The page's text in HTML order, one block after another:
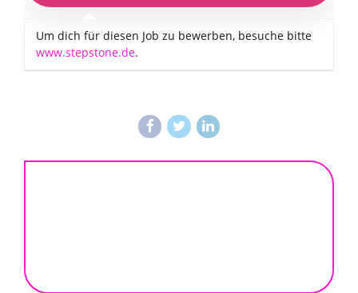
Um dich für diesen Job zu bewerben, besuche bitte
www.stepstone.de.